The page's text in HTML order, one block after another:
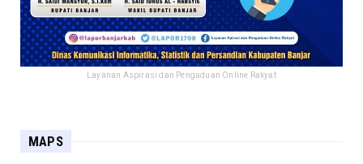
Layanan Aspirasi dan Pengaduan Online Rakyat
MAPS